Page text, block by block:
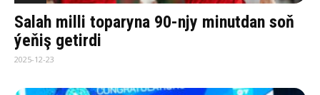
Salah milli toparyna 90-njy minutdan soň
ýeňiş getirdi
2025-12-23